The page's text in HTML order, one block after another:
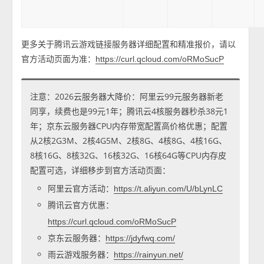
更多关于腾讯云游戏链接服务器详细配置和精准报价，请以
官方活动页面为准：
https://curl.qcloud.com/oRMoSucP
注意：2026云服务器大降价：阿里云99元服务器新老
同享，续费也是99元1年；腾讯云4核服务器秒杀38元1
年；京东云服务器CPU内存带宽配置高价格优惠；配置
从2核2G3M、2核4G5M、2核8G、4核8G、4核16G、
8核16G、8核32G、16核32G、16核64G等CPU内存皮
配置可选，详细移步到官方活动页面：
阿里云官方活动：
https://t.aliyun.com/U/bLynLC
腾讯云官方优惠：
https://curl.qcloud.com/oRMoSucP
京东云服务器： https://jdyfwq.com/
雨云游戏服务器： https://rainyun.net/